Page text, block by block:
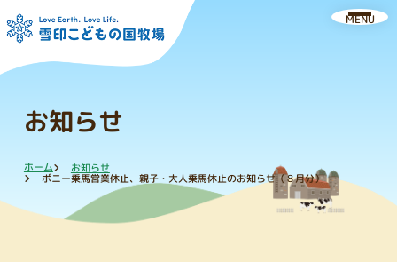
MENU
お知らせ
ホーム お知らせ
ポニー乗馬営業休止、親子・大人乗馬休止のお知らせ（８月分）